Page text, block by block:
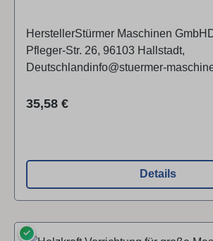
HerstellerStürmer Maschinen
Pfleger-Str. 26, 96103 Hallstadt,
Deutschlandinfo@stuermer-
Regulärer Preis:
35,58 €
Details
✓